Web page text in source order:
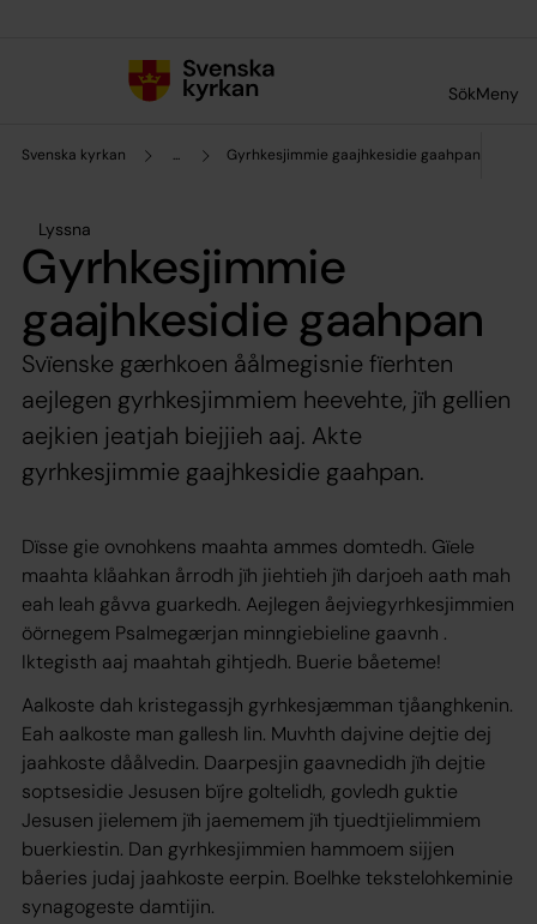
SökMeny
Svenska kyrkan ... Gyrhkesjimmie gaajhkesidie gaahpan
Lyssna
Gyrhkesjimmie
gaajhkesidie gaahpan
Svïenske gærhkoen åålmegisnie fïerhten
aejlegen gyrhkesjimmiem heevehte, jïh gellien
aejkien jeatjah biejjieh aaj. Akte
gyrhkesjimmie gaajhkesidie gaahpan.
Dïsse gie ovnohkens maahta ammes domtedh. Gïele
maahta klåahkan årrodh jïh jiehtieh jïh darjoeh aath mah
eah leah gåvva guarkedh. Aejlegen åejviegyrhkesjimmien
öörnegem Psalmegærjan minngiebieline gaavnh .
Iktegisth aaj maahtah gihtjedh. Buerie båeteme!
Aalkoste dah kristegassjh gyrhkesjæmman tjåanghkenin.
Eah aalkoste man gallesh lin. Muvhth dajvine dejtie dej
jaahkoste dåålvedin. Daarpesjin gaavnedidh jïh dejtie
soptsesidie Jesusen bïjre goltelidh, govledh guktie
Jesusen jielemem jïh jaememem jïh tjuedtjielimmiem
buerkiestin. Dan gyrhkesjimmien hammoem sijjen
båeries judaj jaahkoste eerpin. Boelhke tekstelohkeminie
synagogeste damtijin.